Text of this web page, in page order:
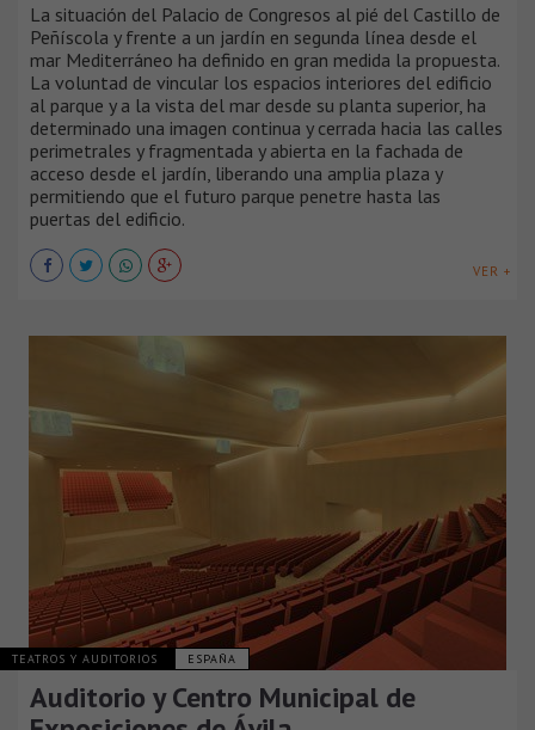
La situación del Palacio de Congresos al pié del Castillo de
Peñíscola y frente a un jardín en segunda línea desde el
mar Mediterráneo ha definido en gran medida la propuesta.
La voluntad de vincular los espacios interiores del edificio
al parque y a la vista del mar desde su planta superior, ha
determinado una imagen continua y cerrada hacia las calles
perimetrales y fragmentada y abierta en la fachada de
acceso desde el jardín, liberando una amplia plaza y
permitiendo que el futuro parque penetre hasta las
puertas del edificio.
VER +
TEATROS Y AUDITORIOS ESPAÑA
Auditorio y Centro Municipal de